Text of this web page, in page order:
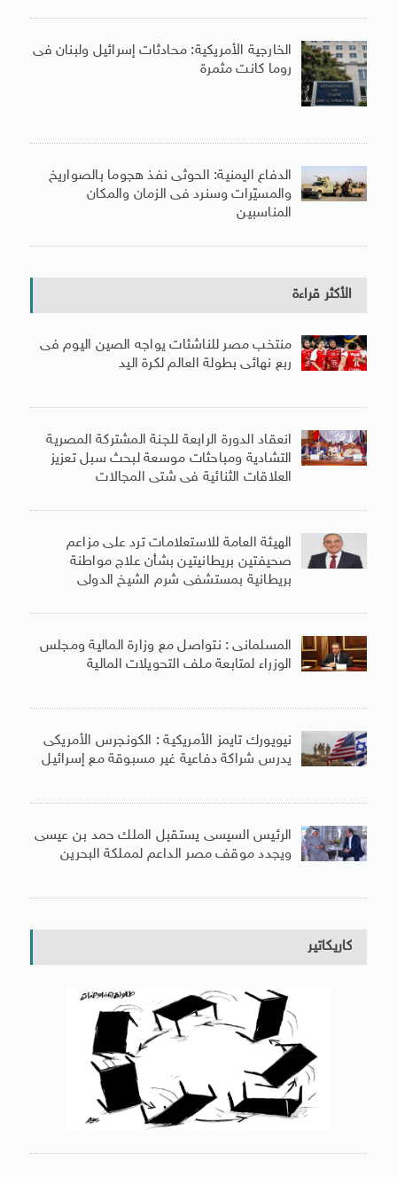
الخارجية الأمريكية: محادثات إسرائيل ولبنان فى
روما كانت مثمرة
الدفاع اليمنية: الحوثى نفذ هجوما بالصواريخ
والمسيّرات وسنرد فى الزمان والمكان
المناسبين
الأكثر قراءة
منتخب مصر للناشئات يواجه الصين اليوم فى
ربع نهائى بطولة العالم لكرة اليد
انعقاد الدورة الرابعة للجنة المشتركة المصرية
التشادية ومباحثات موسعة لبحث سبل تعزيز
العلاقات الثنائية فى شتى المجالات
الهيئة العامة للاستعلامات ترد على مزاعم
صحيفتين بريطانيتين بشأن علاج مواطنة
بريطانية بمستشفى شرم الشيخ الدولى
المسلمانى : نتواصل مع وزارة المالية ومجلس
الوزراء لمتابعة ملف التحويلات المالية
نيويورك تايمز الأمريكية : الكونجرس الأمريكى
يدرس شراكة دفاعية غير مسبوقة مع إسرائيل
الرئيس السيسى يستقبل الملك حمد بن عيسى
ويجدد موقف مصر الداعم لمملكة البحرين
كاريكاتير